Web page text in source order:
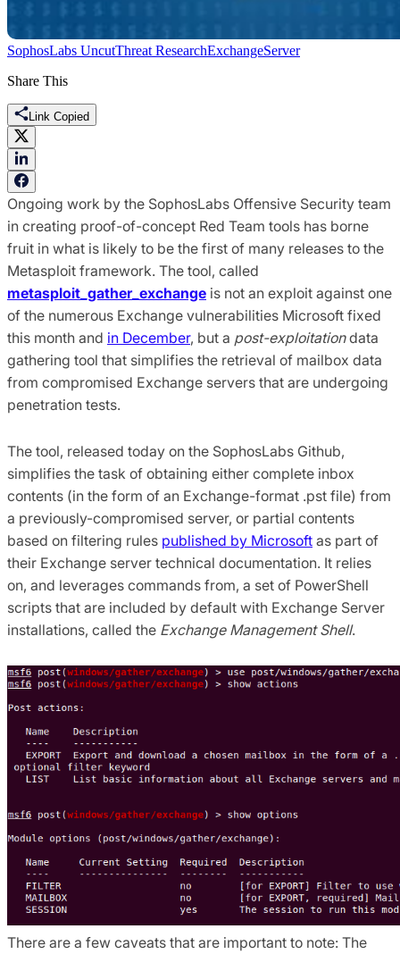
SophosLabs UncutThreat ResearchExchangeServer
Share This
Link Copied
Ongoing work by the SophosLabs Offensive Security team
in creating proof-of-concept Red Team tools has borne
fruit in what is likely to be the first of many releases to the
Metasploit framework. The tool, called
metasploit_gather_exchange is not an exploit against one
of the numerous Exchange vulnerabilities Microsoft fixed
this month and in December, but a post-exploitationdata
gathering tool that simplifies the retrieval of mailbox data
from compromised Exchange servers that are undergoing
penetration tests.
The tool, released today on the SophosLabs Github,
simplifies the task of obtaining either complete inbox
contents (in the form of an Exchange-format .pst file) from
a previously-compromised server, or partial contents
based on filtering rules published by Microsoft as part of
their Exchange server technical documentation. It relies
on, and leverages commands from, a set of PowerShell
scripts that are included by default with Exchange Server
installations, called the Exchange Management Shell.
There are a few caveats that are important to note: The